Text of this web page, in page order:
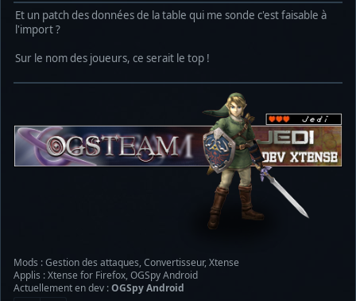
Et un patch des données de la table qui me sonde c'est faisable à
l'import ?
Sur le nom des joueurs, ce serait le top !
Mods : Gestion des attaques, Convertisseur, Xtense
Applis : Xtense for Firefox, OGSpy Android
Actuellement en dev :OGSpy Android